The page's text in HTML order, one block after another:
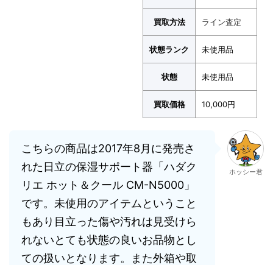
買取方法 ライン査定
状態ランク 未使用品
状態 未使用品
買取価格 10,000円
こちらの商品は2017年8月に発売さ
れた日立の保湿サポート器「ハダク
リエ ホット＆クール CM-N5000」
です。未使用のアイテムということ
もあり目立った傷や汚れは見受けら
れないとても状態の良いお品物とし
ての扱いとなります。また外箱や取
ホッシー君